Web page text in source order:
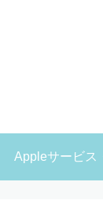
Appleサービス